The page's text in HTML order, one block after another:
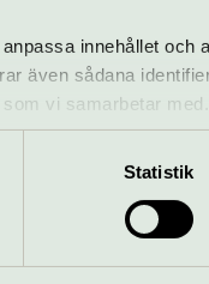
innehållet och
även sådana
vi samarbetar
eller som de har
Statistik